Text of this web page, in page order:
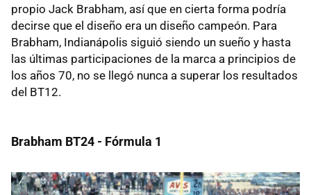
propio Jack Brabham, así que en cierta forma podría
decirse que el diseño era un diseño campeón. Para
Brabham, Indianápolis siguió siendo un sueño y hasta
las últimas participaciones de la marca a principios de
los años 70, no se llegó nunca a superar los resultados
del BT12.
Brabham BT24 - Fórmula 1